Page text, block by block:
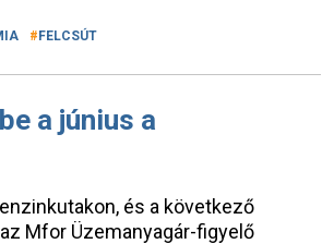
FELCSÚT
a június a
és a következő
Mfor Üzemanyagár-figyelő